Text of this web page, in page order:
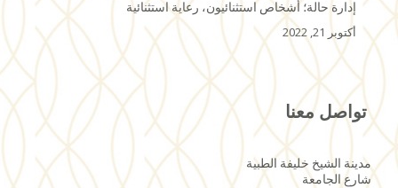
إدارة حالة؛ أشخاص استثنائيون، رعاية استثنائية
أكتوبر 21, 2022
تواصل معنا
مدينة الشيخ خليفة الطبية
شارع الجامعة